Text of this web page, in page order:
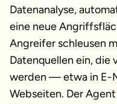
Datenanalyse,
eine neue
Angreifer schleusen
Datenquellen ein,
werden — etwa in E-
Webseiten. Der